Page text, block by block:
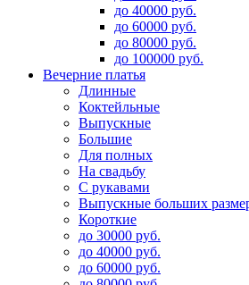
до 40000 руб.
до 60000 руб.
до 80000 руб.
до 100000 руб.
Вечерние платья
Длинные
Коктейльные
Выпускные
Большие
Для полных
На свадьбу
С рукавами
Выпускные больших
Короткие
до 30000 руб.
до 40000 руб.
до 60000 руб.